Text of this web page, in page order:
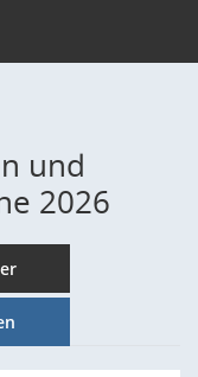
und
2026